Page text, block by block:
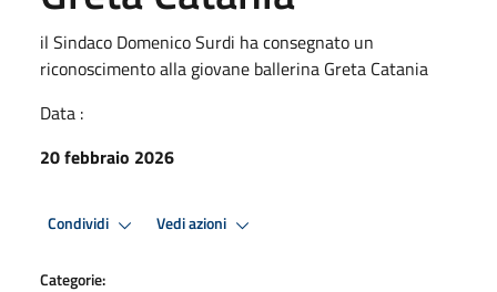
il Sindaco Domenico Surdi ha consegnato un
riconoscimento alla giovane ballerina Greta Catania
Data :
20 febbraio 2026
Condividi Vedi azioni
Categorie: